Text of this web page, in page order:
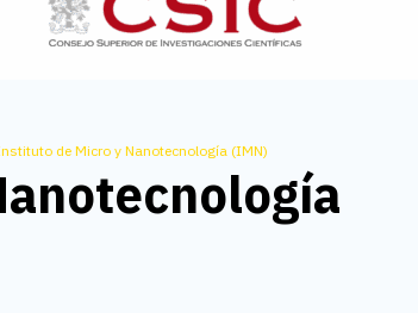
de Micro y Nanotecnología (IMN)